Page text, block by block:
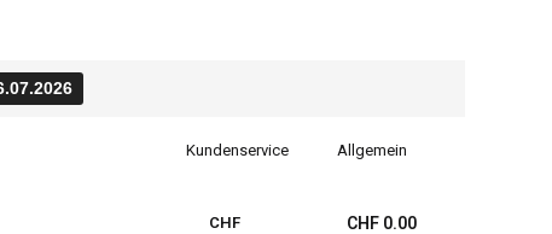
Kundenservice Allgemein
CHF CHF 0.00